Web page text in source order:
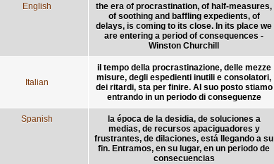
English
the era of procrastination, of half-measures,
of soothing and baffling expedients, of
delays, is coming to its close. In its place we
are entering a period of consequences -
Winston Churchill
Italian
il tempo della procrastinazione, delle mezze
misure, degli espedienti inutili e consolatori,
dei ritardi, sta per finire. Al suo posto stiamo
entrando in un periodo di conseguenze
Spanish
la época de la desidia, de soluciones a
medias, de recursos apaciguadores y
frustrantes, de dilaciones, está llegando a su
fin. Entramos, en su lugar, en un periodo de
consecuencias